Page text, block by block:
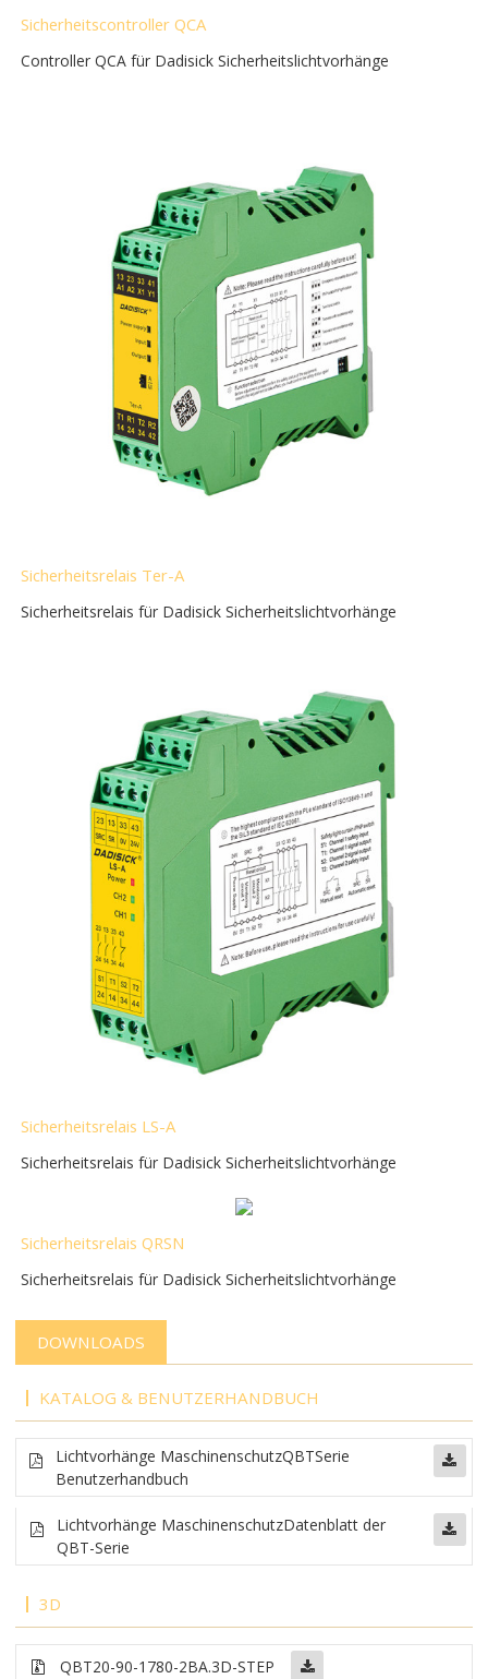
Sicherheitscontroller QCA
Controller QCA für Dadisick Sicherheitslichtvorhänge
Sicherheitsrelais Ter-A
Sicherheitsrelais für Dadisick Sicherheitslichtvorhänge
Sicherheitsrelais LS-A
Sicherheitsrelais für Dadisick Sicherheitslichtvorhänge
Sicherheitsrelais QRSN
Sicherheitsrelais für Dadisick Sicherheitslichtvorhänge
DOWNLOADS
KATALOG & BENUTZERHANDBUCH
Lichtvorhänge MaschinenschutzQBTSerie
Benutzerhandbuch
Lichtvorhänge MaschinenschutzDatenblatt der
QBT-Serie
3D
QBT20-90-1780-2BA.3D-STEP